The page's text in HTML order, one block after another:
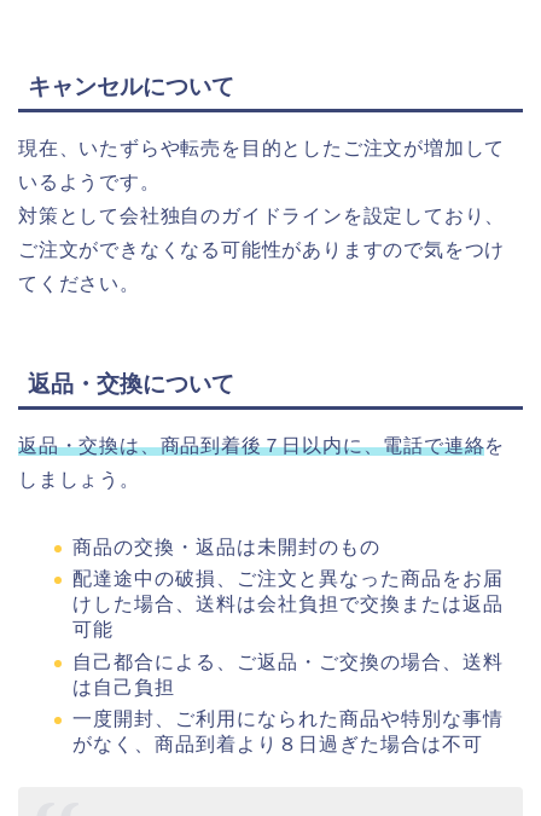
キャンセルについて
現在、いたずらや転売を目的としたご注文が増加して
いるようです。
対策として会社独自のガイドラインを設定しており、
ご注文ができなくなる可能性がありますので気をつけ
てください。
返品・交換について
返品・交換は、商品到着後７日以内に、電話で連絡を
しましょう。
商品の交換・返品は未開封のもの
配達途中の破損、ご注文と異なった商品をお届
けした場合、送料は会社負担で交換または返品
可能
自己都合による、ご返品・ご交換の場合、送料
は自己負担
一度開封、ご利用になられた商品や特別な事情
がなく、商品到着より８日過ぎた場合は不可